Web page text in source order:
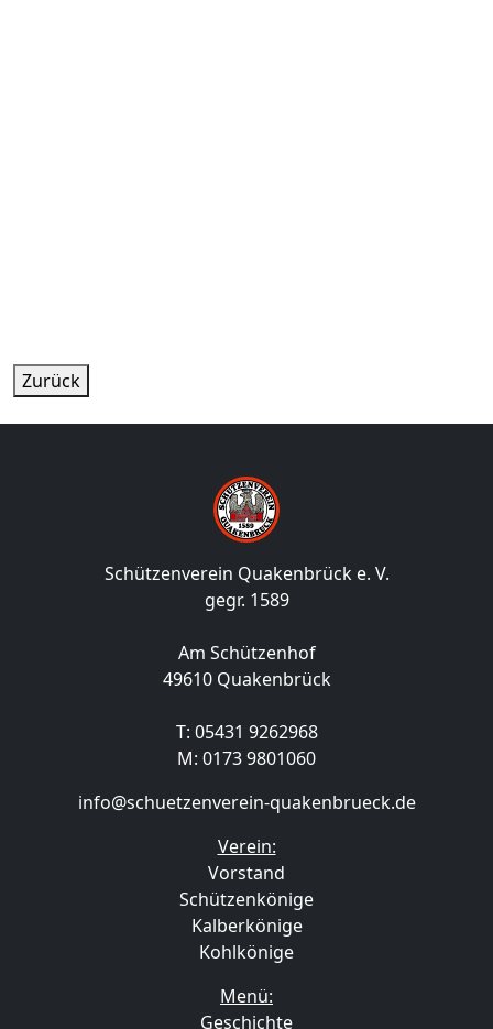
Zurück
Schützenverein Quakenbrück e. V.
gegr. 1589
Am Schützenhof
49610 Quakenbrück
T: 05431 9262968
M: 0173 9801060
info@schuetzenverein-quakenbrueck.de
Verein:
Vorstand
Schützenkönige
Kalberkönige
Kohlkönige
Menü:
Geschichte